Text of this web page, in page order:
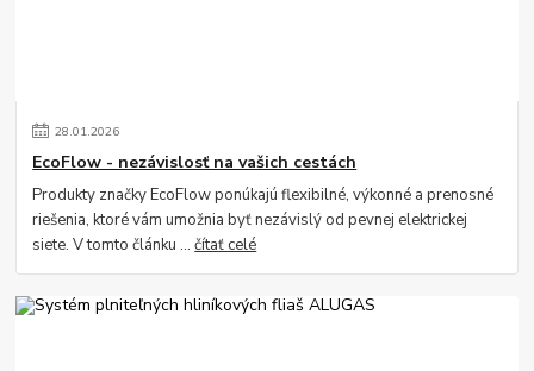
28.01.2026
EcoFlow - nezávislosť na vašich cestách
Produkty značky EcoFlow ponúkajú flexibilné, výkonné a prenosné
riešenia, ktoré vám umožnia byť nezávislý od pevnej elektrickej
siete. V tomto článku ...čítať celé